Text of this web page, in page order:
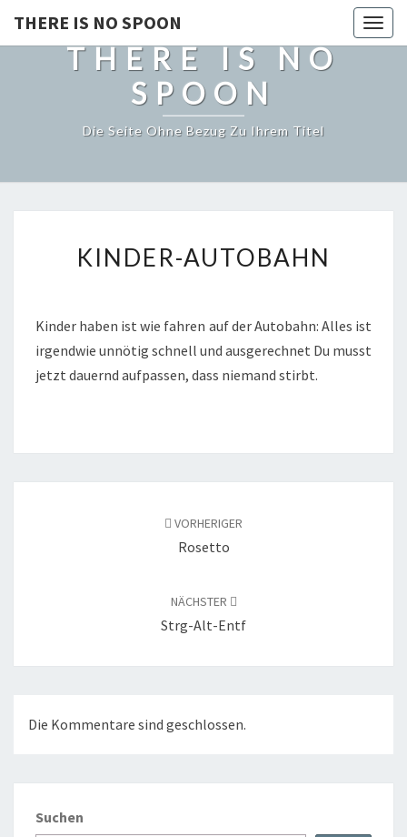
THERE IS NO SPOON
THERE IS NO
SPOON
Die Seite Ohne Bezug Zu Ihrem Titel
AUTOBAHN
KINDER-AUTOBAHN
Kinder haben ist wie fahren auf der Autobahn: Alles ist
irgendwie unnötig schnell und ausgerechnet Du musst
jetzt dauernd aufpassen, dass niemand stirbt.
VORHERIGER
Rosetto
NÄCHSTER
Strg-Alt-Entf
Die Kommentare sind geschlossen.
Suchen